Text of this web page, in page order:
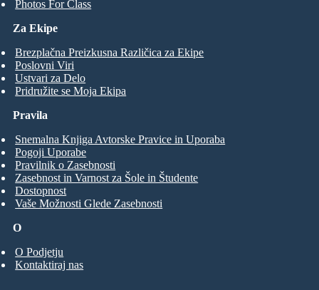
Photos For Class
Za Ekipe
Brezplačna Preizkusna Različica za Ekipe
Poslovni Viri
Ustvari za Delo
Pridružite se Moja Ekipa
O
O Podjetju
Kontaktiraj nas
Pravila
Snemalna Knjiga Avtorske Pravice in Uporaba
Pogoji Uporabe
Pravilnik o Zasebnosti
Zasebnost in Varnost za Šole in Študente
Dostopnost
Vaše Možnosti Glede Zasebnosti